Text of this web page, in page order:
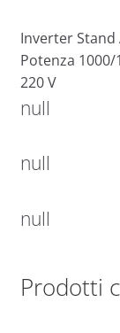
Inverter
Potenza 1000/
220 V
null
null
null
Prodotti